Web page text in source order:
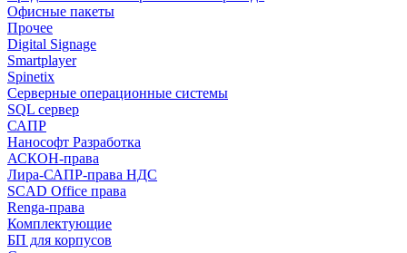
Офисные пакеты
Прочее
Digital Signage
Smartplayer
Spinetix
Серверные операционные системы
SQL сервер
САПР
Нанософт Разработка
АСКОН-права
Лира-САПР-права НДС
SCAD Office права
Renga-права
Комплектующие
БП для корпусов